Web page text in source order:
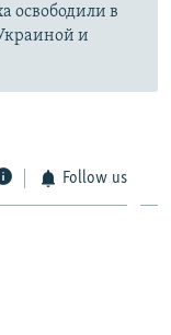
освободили в
и
Follow us